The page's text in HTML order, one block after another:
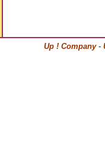
Up ! Company-